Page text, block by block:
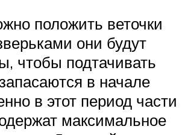
положить веточки
они будут
чтобы подтачивать
в начале
в этот период части
максимальное